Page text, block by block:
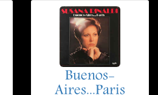
Buenos-
Aires...Paris